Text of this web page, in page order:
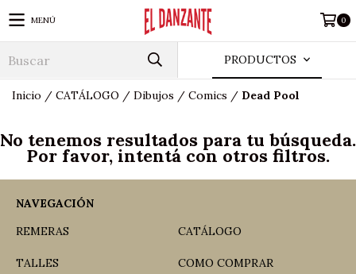
MENÚ 0
PRODUCTOS
Inicio / CATÁLOGO / Dibujos / Comics / Dead Pool
No tenemos resultados para tu búsqueda.
Por favor, intentá con otros filtros.
NAVEGACIÓN
REMERAS
CATÁLOGO
TALLES COMO COMPRAR